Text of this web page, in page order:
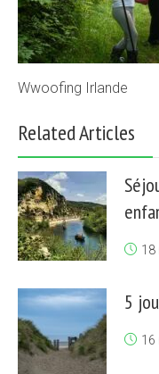
Wwoofing Irlande
Related Articles
18
5
16